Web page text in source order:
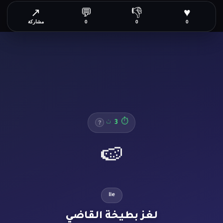
⏱
3 ث ?
🍉
lie
لغز بطيخة القاضي
♥
0
👎
0
💬
0
↗
مشاركة